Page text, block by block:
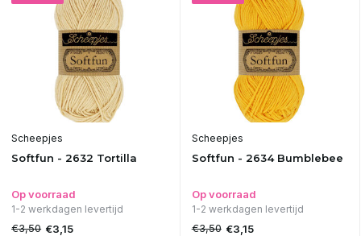
Scheepjes
Softfun - 2632 Tortilla
Op voorraad
1-2 werkdagen levertijd
€3,50 €3,15
Scheepjes
Softfun - 2634 Bumblebee
Op voorraad
1-2 werkdagen levertijd
€3,50 €3,15